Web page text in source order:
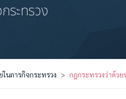
ระทรวง
นภารกิจกระทรวง กฎกระทรวงว่าด้ว